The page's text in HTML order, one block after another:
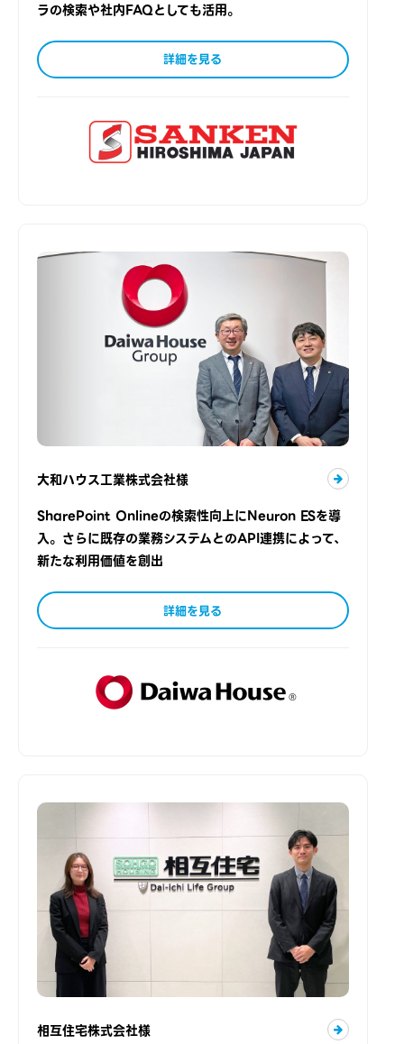
ラの検索や社内FAQとしても活用。
詳細を見る
大和ハウス工業株式会社様
SharePoint Onlineの検索性向上にNeuron ESを導
入。さらに既存の業務システムとのAPI連携によって、
新たな利用価値を創出
詳細を見る
相互住宅株式会社様